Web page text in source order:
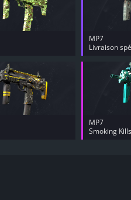
MP7
Livraison
MP7
Smoking Kills